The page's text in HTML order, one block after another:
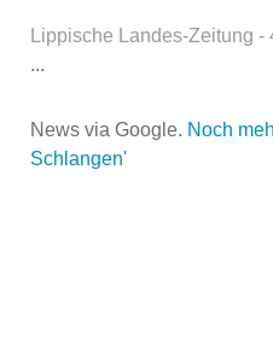
Lippische Landes-Zeitung -
...
News via Google. Noch
Schlangen'